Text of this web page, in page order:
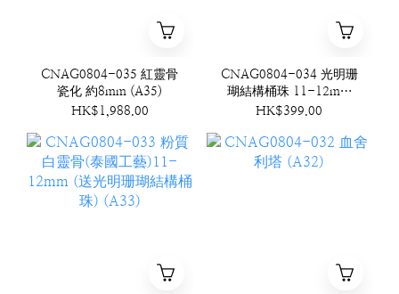
CNAG0804-035 紅靈骨
瓷化 約8mm (A35)
HK$1,988.00
CNAG0804-034 光明珊
瑚結構桶珠 11-12mm
(A34)
HK$399.00